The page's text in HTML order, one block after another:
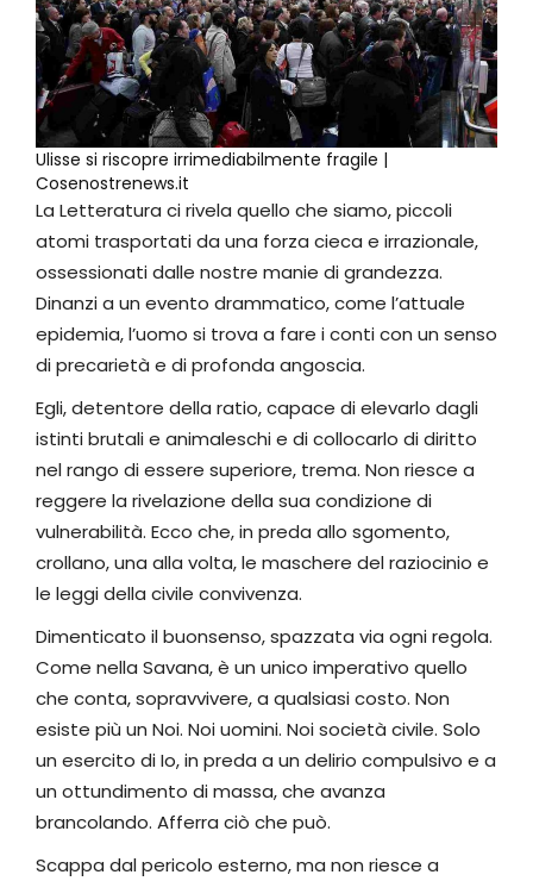
Ulisse si riscopre irrimediabilmente fragile |
Cosenostrenews.it
La Letteratura ci rivela quello che siamo, piccoli
atomi trasportati da una forza cieca e irrazionale,
ossessionati dalle nostre manie di grandezza.
Dinanzi a un evento drammatico, come l’attuale
epidemia, l’uomo si trova a fare i conti con un senso
di precarietà e di profonda angoscia.
Egli, detentore della ratio, capace di elevarlo dagli
istinti brutali e animaleschi e di collocarlo di diritto
nel rango di essere superiore, trema. Non riesce a
reggere la rivelazione della sua condizione di
vulnerabilità. Ecco che, in preda allo sgomento,
crollano, una alla volta, le maschere del raziocinio e
le leggi della civile convivenza.
Dimenticato il buonsenso, spazzata via ogni regola.
Come nella Savana, è un unico imperativo quello
che conta, sopravvivere, a qualsiasi costo. Non
esiste più un Noi. Noi uomini. Noi società civile. Solo
un esercito di Io, in preda a un delirio compulsivo e a
un ottundimento di massa, che avanza
brancolando. Afferra ciò che può.
Scappa dal pericolo esterno, ma non riesce a